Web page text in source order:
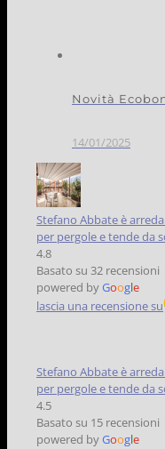
Novità
14/01/2025
Stefano Abbate è
per pergole e tende da
4.8
Basato su 32 recensioni
powered byGoogle
lascia una recensione su
Stefano Abbate è
per pergole e tende da
4.5
Basato su 15 recensioni
powered byGoogle